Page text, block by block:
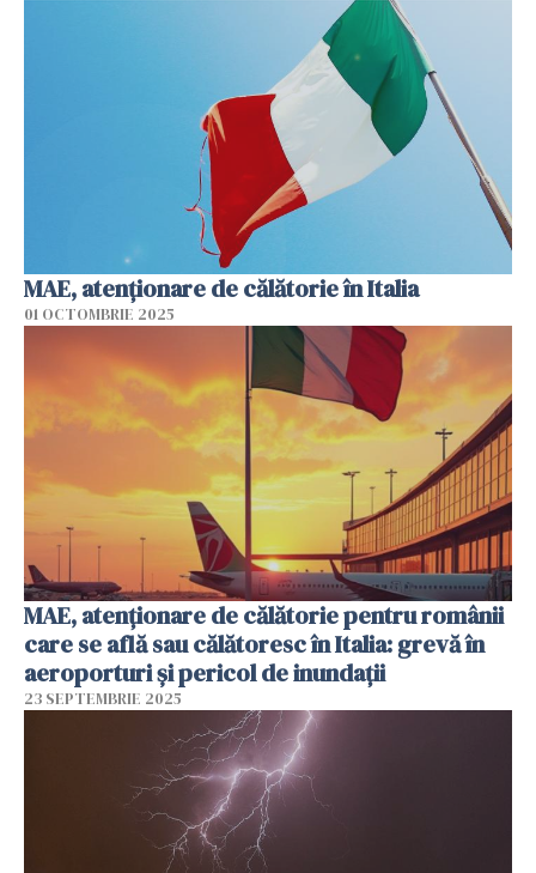
MAE, atenţionare de călătorie în Italia
01 OCTOMBRIE 2025
MAE, atenționare de călătorie pentru românii
care se află sau călătoresc în Italia: grevă în
aeroporturi şi pericol de inundaţii
23 SEPTEMBRIE 2025